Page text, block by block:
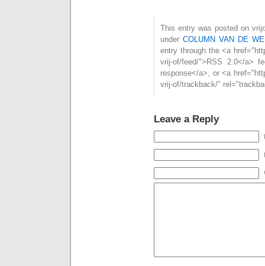
This entry was posted on
under COLUMN VAN DE
entry through the <a
vrij-of/feed/">RSS 2.0</a>
response</a>, or <a
vrij-of/trackback/"
Leave a Reply